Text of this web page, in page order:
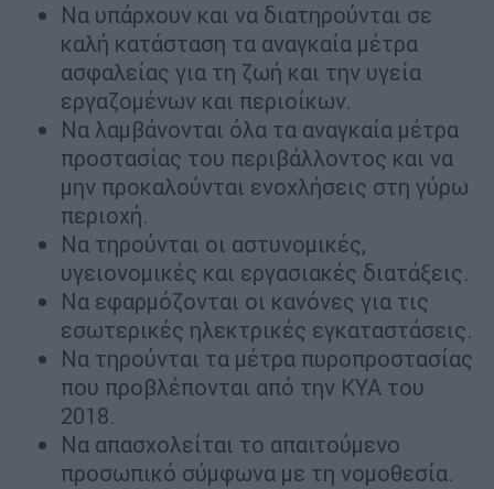
Να υπάρχουν και να διατηρούνται σε
καλή κατάσταση τα αναγκαία μέτρα
ασφαλείας για τη ζωή και την υγεία
εργαζομένων και περιοίκων.
Να λαμβάνονται όλα τα αναγκαία μέτρα
προστασίας του περιβάλλοντος και να
μην προκαλούνται ενοχλήσεις στη γύρω
περιοχή.
Να τηρούνται οι αστυνομικές,
υγειονομικές και εργασιακές διατάξεις.
Να εφαρμόζονται οι κανόνες για τις
εσωτερικές ηλεκτρικές εγκαταστάσεις.
Να τηρούνται τα μέτρα πυροπροστασίας
που προβλέπονται από την ΚΥΑ του
2018.
Να απασχολείται το απαιτούμενο
προσωπικό σύμφωνα με τη νομοθεσία.